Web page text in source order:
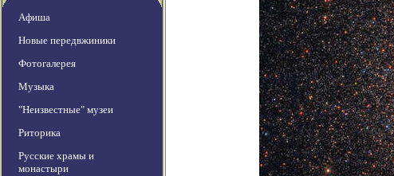
Афиша
Новые передвжиники
Фотогалерея
Музыка
"Неизвестные" музеи
Риторика
Русские храмы и
монастыри